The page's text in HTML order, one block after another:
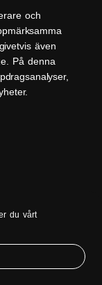
och
även
På denna
du vårt